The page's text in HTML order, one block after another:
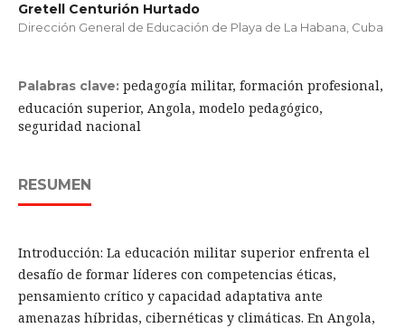
Gretell Centurión Hurtado
Dirección General de Educación de Playa de La Habana, Cuba
Palabras clave: pedagogía militar, formación profesional,
educación superior, Angola, modelo pedagógico,
seguridad nacional
RESUMEN
Introducción: La educación militar superior enfrenta el
desafío de formar líderes con competencias éticas,
pensamiento crítico y capacidad adaptativa ante
amenazas híbridas, cibernéticas y climáticas. En Angola,